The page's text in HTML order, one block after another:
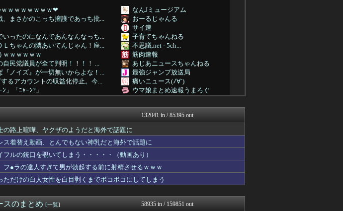
ｗｗｗｗｗｗｗｗ❤
なんJミュージアム
、まさかのこっち擁護であっち批...
おーるじゃんる
サイ速
ったのになんであんなんなっち...
子育てちゃんねる
Ｌちゃんの隣あいてんじゃん！座...
不思議.net - 5ch...
ｗｗｗｗｗｗ
筋肉速報
自民党議員が全て判明！！！！ ...
あじあニュースちゃんねる
『ノイズ』が一切無いからよな！...
最強ジャンプ放送局
るアカウントの収益化停止。今...
痛いニュース(ﾉ∀`)
」「ﾆｬｰﾝ?」
ウマ娘まとめ速報うまろぐ
？
原神速報 | GENSHI...
ｗｗｗｗｗｗｗｗｗ
アルファルファモザイク＠ネ...
加入が正式決定！ NEC史...
スコンテンツ
カンダタ速報
げるわｗ」旦那「ふざけるな！...
修羅場ハザード -復讐・D...
が必要』と言われびっくり
日本第一！ニュース録
ちら…
日向坂46まとめ速報
・
ぶる速-VIP
と。」結成5カ月で消え逝...
わんこーる速報！
イ「（やった！）」→wwww
バズッター速報
かせまと！
132041 in / 85395 out
の路上喧嘩、ヤクザのようだと海外で話題に
ス着替え動画、とんでもない神乳だと海外で話題に
フルの銃口を覗いてしまう・・・・・（動画あり）
●ラの達人すぎて男が勃起する前に射精させるｗｗｗ
ただけの白人女性を白目剥くまでボコボコにしてしまう
スのまとめ [一覧] 58935 in / 159851 out